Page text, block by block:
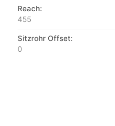
Reach:
455
Sitzrohr Offset:
0